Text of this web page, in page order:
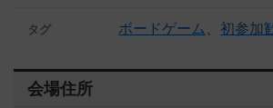
タグ ボードゲーム 初参加
会場住所